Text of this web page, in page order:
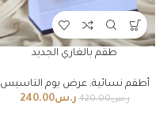
طقم بالغاري الجديد
أطقم نسائية,عرض يوم التاسيس
ر.س420.00 ر.س240.00